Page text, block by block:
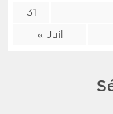
« Juil
31